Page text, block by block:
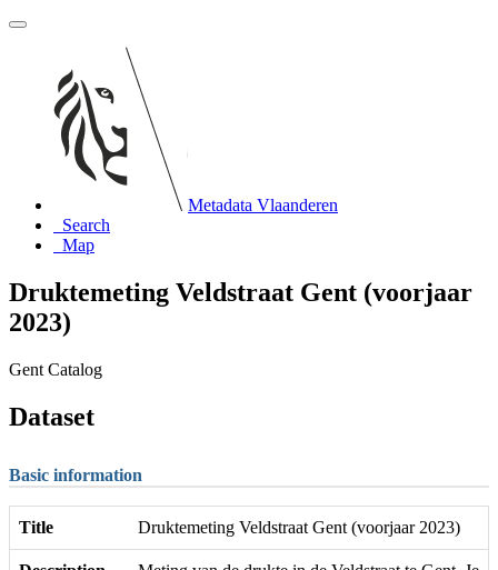
Metadata Vlaanderen
Search
Map
Druktemeting Veldstraat Gent (voorjaar
2023)
Gent Catalog
Dataset
Basic information
Title Druktemeting Veldstraat Gent (voorjaar 2023)